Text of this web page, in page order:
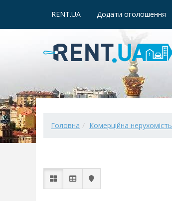
RENT.UA Додати оголошення
Головна Комерційна нерухомість